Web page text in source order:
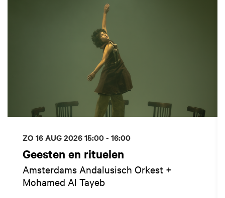
Geesten en rituelen
Amsterdams Andalusisch Orkest +
Mohamed Al Tayeb
ZO 16 AUG 202615:00 - 16:00